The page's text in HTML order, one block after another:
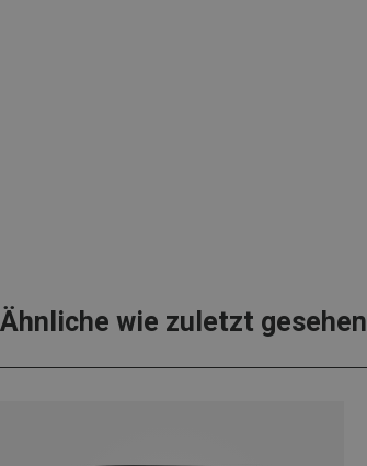
Ähnliche wie zuletzt gesehen